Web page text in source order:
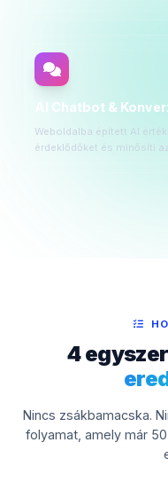
AI Chatbot &
Weboldalba épített AI
érdeklődőket és minősíti
4
Nincs zsákbamacska.
folyamat, amely már